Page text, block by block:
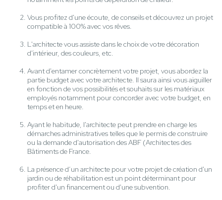
Vous profitez d'une écoute, de conseils et découvrez un projet
compatible à 100% avec vos rêves.
L'architecte vous assiste dans le choix de votre décoration
d'intérieur, des couleurs, etc.
Avant d'entamer concrètement votre projet, vous abordez la
partie budget avec votre architecte. Il saura ainsi vous aiguiller
en fonction de vos possibilités et souhaits sur les matériaux
employés notamment pour concorder avec votre budget, en
temps et en heure.
Ayant le habitude, l'architecte peut prendre en charge les
démarches administratives telles que le permis de construire
ou la demande d'autorisation des ABF (Architectes des
Bâtiments de France.
La présence d’un architecte pour votre projet de création d'un
jardin ou de réhabilitation est un point déterminant pour
profiter d'un financement ou d'une subvention.